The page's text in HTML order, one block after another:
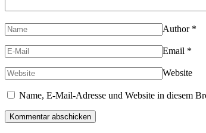
Author *
Email *
Website
Name, E-Mail-Adresse und Website in diesem